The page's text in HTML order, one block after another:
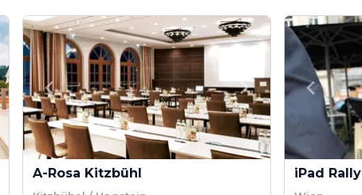
A-Rosa Kitzbühl iPad Rally